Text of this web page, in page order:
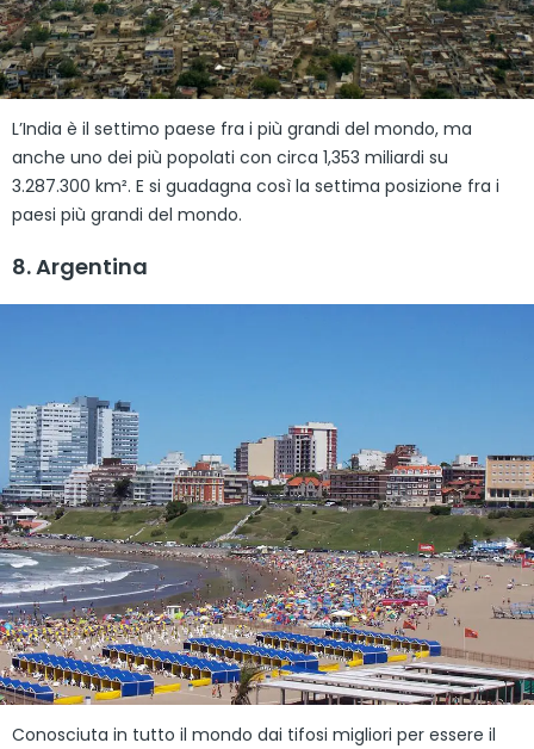
L’India è il settimo paese fra i più grandi del mondo, ma
anche uno dei più popolati con circa 1,353 miliardi su
3.287.300 km². E si guadagna così la settima posizione fra i
paesi più grandi del mondo.
8. Argentina
Conosciuta in tutto il mondo dai tifosi migliori per essere il